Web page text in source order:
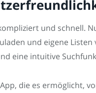
und schnell.
und eigene
eine intuitive
die es ermöglicht,